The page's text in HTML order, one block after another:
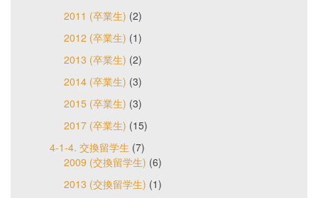
2011 (卒業生) (2)
2012 (卒業生) (1)
2013 (卒業生) (2)
2014 (卒業生) (3)
2015 (卒業生) (3)
2017 (卒業生) (15)
4-1-4. 交換留学生 (7)
2009 (交換留学生) (6)
2013 (交換留学生) (1)